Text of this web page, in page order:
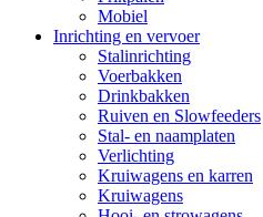
Mobiel
Inrichting en vervoer
Stalinrichting
Voerbakken
Drinkbakken
Ruiven en Slowfeeders
Stal- en naamplaten
Verlichting
Kruiwagens en karren
Kruiwagens